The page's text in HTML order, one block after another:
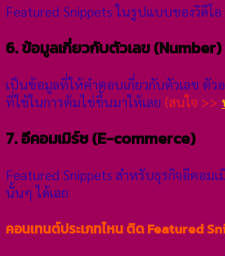
Featured Snippets ในรูปแบบของวิดีโอ
6. ข้อมูลเกี่ยวกับตัวเลข (Number)
เป็นข้อมูลที่ให้คำตอบเกี่ยวกับตัวเลข ตัว
ที่ใช้ในการต้มไข่ขึ้นมาให้เลย (สนใจ >>
7. อีคอมเมิร์ซ (E-commerce)
Featured Snippets สำหรับธุรกิจอีคอม
นั้นๆ ได้เลย
คอนเทนต์ประเภทไหน ติด Featured